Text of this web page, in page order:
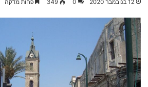
12 בנובמבר 2020 0
349 פחות מדקה